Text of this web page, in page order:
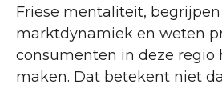
Friese mentaliteit,
marktdynamiek en weten
consumenten in deze regio
maken. Dat betekent niet